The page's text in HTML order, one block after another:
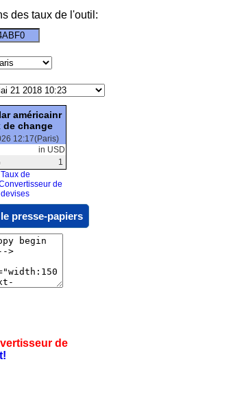
des taux de l'outil:
américainr
de change
12:17(Paris)
in USD
1
Taux de
de
devises
presse-papiers
de